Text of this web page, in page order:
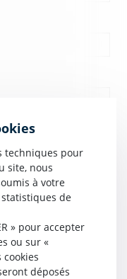
techniques pour
site, nous
à votre
de
» pour accepter
ou sur «
cookies
déposés